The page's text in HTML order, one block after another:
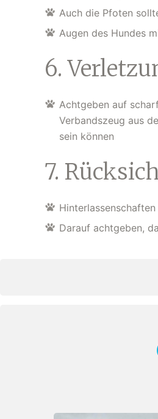
Auch die Pfoten
Augen des Hundes
6.
Achtgeben auf
Verbandszeug aus
sein können
7.
Darauf achtgeben,